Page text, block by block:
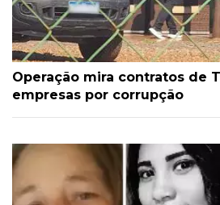
Operação mira contratos de
empresas por corrupção